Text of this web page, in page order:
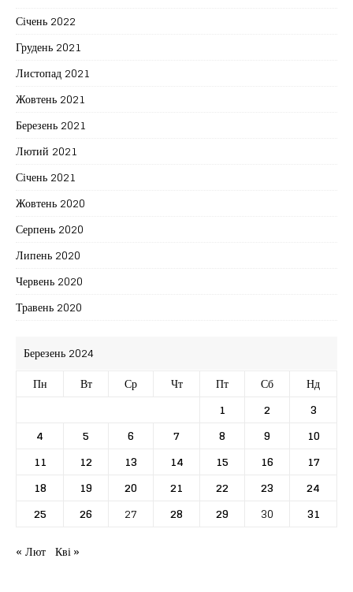
Січень 2022
Грудень 2021
Листопад 2021
Жовтень 2021
Березень 2021
Лютий 2021
Січень 2021
Жовтень 2020
Серпень 2020
Липень 2020
Червень 2020
Травень 2020
Березень 2024
Пн
Вт Ср Чт Пт Сб
Нд
1
2
3
4
5 6 7 8 9
10
11
12 13 14 15 16
17
18
19 20 21 22 23
24
25
26 27 28 29 30
31
« Лют Кві »